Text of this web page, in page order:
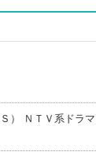
） ＮＴＶ系ド